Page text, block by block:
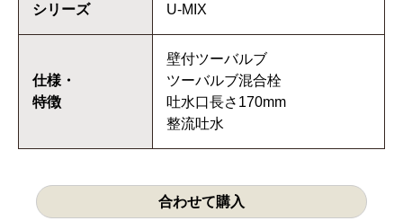
シリーズ U-MIX
仕様・
特徴
壁付ツーバルブ
ツーバルブ混合栓
吐水口長さ170mm
整流吐水
合わせて購入